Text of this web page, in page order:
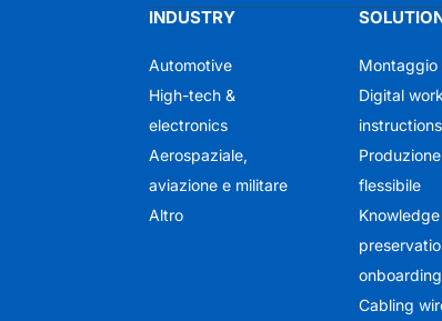
INDUSTRY
Automotive
High-tech &
electronics
Aerospaziale,
aviazione e militare
Altro
Montaggio
Digital work
instructions
Produzione
flessibile
Knowledge
onboarding
Cabling